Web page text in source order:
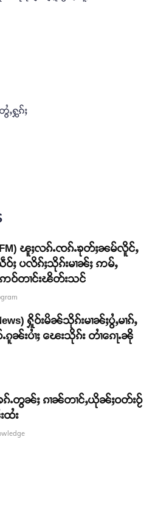
ႇႁွၵ်ႈ
FM) ၽူႈလၵ်ႉၸၵ်ႉၶုတ်ႈၼမ်လိူင်ႇ
ဝ်ႈ ပလိၵ်ႈသိုၵ်းမၢၼ်ႈ ဢမ်ႇ
ဝ်တၢင်းၽိတ်းသင်
ႁိူဝ်းမိၼ်သိုၵ်းမၢၼ်ႈပွႆႇမၢၵ်ႇ
ၼ်းပၢႆႈ ၽေးသိုၵ်း တၢႆၵေႃႉၼို
ၵ်ႉတွၼ်ႈ ၵၢၼ်တၢင်ႇယိုၼ်ႈဝတ်းဝႂ်
ထႆး